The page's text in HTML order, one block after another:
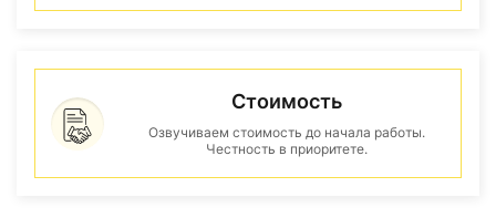
Стоимость
Озвучиваем стоимость до начала работы.
Честность в приоритете.